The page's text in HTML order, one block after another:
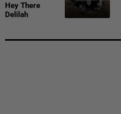
Hey There
Delilah